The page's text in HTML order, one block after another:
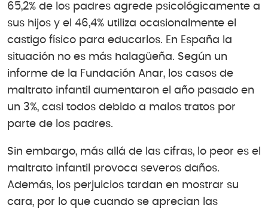
65,2% de los padres agrede psicológicamente a
sus hijos y el 46,4% utiliza ocasionalmente el
castigo físico para educarlos. En España la
situación no es más halagüeña. Según un
informe de la Fundación Anar, los casos de
maltrato infantil aumentaron el año pasado en
un 3%, casi todos debido a malos tratos por
parte de los padres.
Sin embargo, más allá de las cifras, lo peor es el
maltrato infantil provoca severos daños.
Además, los perjuicios tardan en mostrar su
cara, por lo que cuando se aprecian las